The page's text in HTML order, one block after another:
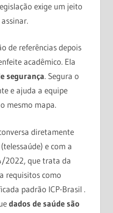
exige um jeito
de referências depois
acadêmico. Ela
segurança. Segura o
e ajuda a equipe
mesmo mapa.
diretamente
e com a
2022, que trata da
requisitos como
padrão ICP-Brasil .
dados de saúde são